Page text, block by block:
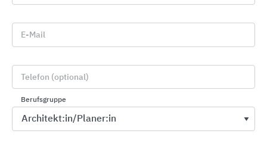
E-Mail
Telefon (optional)
Berufsgruppe